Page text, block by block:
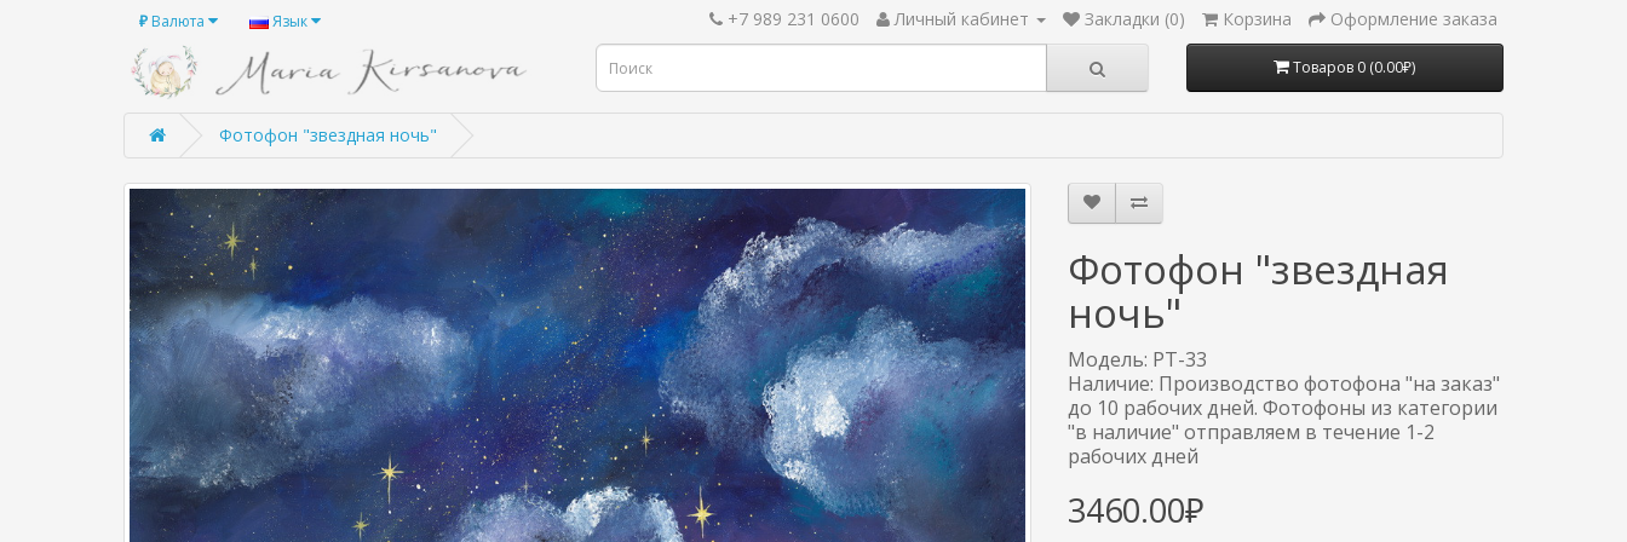
₽ Валюта Язык +7 989 231 0600 Личный кабинет Закладки (0) Корзина Оформление заказа
Товаров 0 (0.00₽)
Фотофон "звездная ночь"
Фотофон "звездная
ночь"
Модель: PT-33
Наличие: Производство фотофона "на заказ"
до 10 рабочих дней. Фотофоны из категории
"в наличие" отправляем в течение 1-2
рабочих дней
3460.00₽